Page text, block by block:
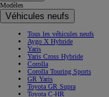
Modèles
Véhicules neufs
Tous les véhicules neufs
Aygo X Hybride
Yaris
Yaris Cross Hybride
Corolla
Corolla Touring Sports
GR Yaris
Toyota GR Supra
Toyota C-HR